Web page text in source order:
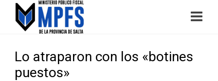
Lo atraparon con los «botines
puestos»